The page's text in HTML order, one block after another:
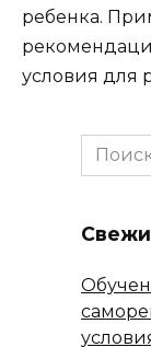
ребенка.
условия для
Search
for: